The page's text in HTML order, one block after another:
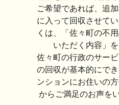
ご希望であれば、追
に入って回収させて
くは、「佐々町の不
いただく内容」
佐々町の行政のサー
の回収が基本的にで
ンションにお住いの
からご満足のお声を